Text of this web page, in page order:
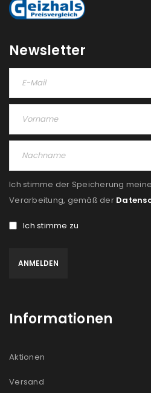
Please select all the ways you
us
Ich stimme zu
Ja, ich möchte ein
Newsletter
Ich stimme der Speicherung
Verarbeitung, gemäß der
Ich stimme zu
Informationen
Aktionen
Versand